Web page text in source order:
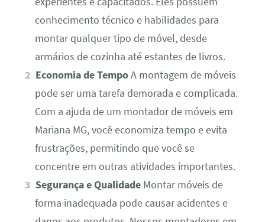
conhecimento técnico e habilidades para
montar qualquer tipo de móvel, desde
armários de cozinha até estantes de livros.
Economia de TempoA montagem de móveis
pode ser uma tarefa demorada e complicada.
Com a ajuda de um montador de móveis em
Mariana MG, você economiza tempo e evita
frustrações, permitindo que você se
concentre em outras atividades importantes.
Segurança e Qualidade Montar móveis de
forma inadequada pode causar acidentes e